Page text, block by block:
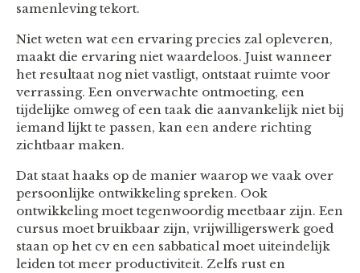
samenleving tekort.
Niet weten wat een ervaring precies zal opleveren,
maakt die ervaring niet waardeloos. Juist wanneer
het resultaat nog niet vastligt, ontstaat ruimte voor
verrassing. Een onverwachte ontmoeting, een
tijdelijke omweg of een taak die aanvankelijk niet bij
iemand lijkt te passen, kan een andere richting
zichtbaar maken.
Dat staat haaks op de manier waarop we vaak over
persoonlijke ontwikkeling spreken. Ook
ontwikkeling moet tegenwoordig meetbaar zijn. Een
cursus moet bruikbaar zijn, vrijwilligerswerk goed
staan op het cv en een sabbatical moet uiteindelijk
leiden tot meer productiviteit. Zelfs rust en